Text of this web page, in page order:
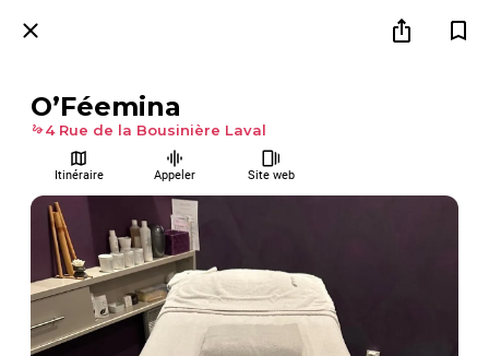
O’Féemina
4 Rue de la Bousinière Laval
Itinéraire Appeler Site web